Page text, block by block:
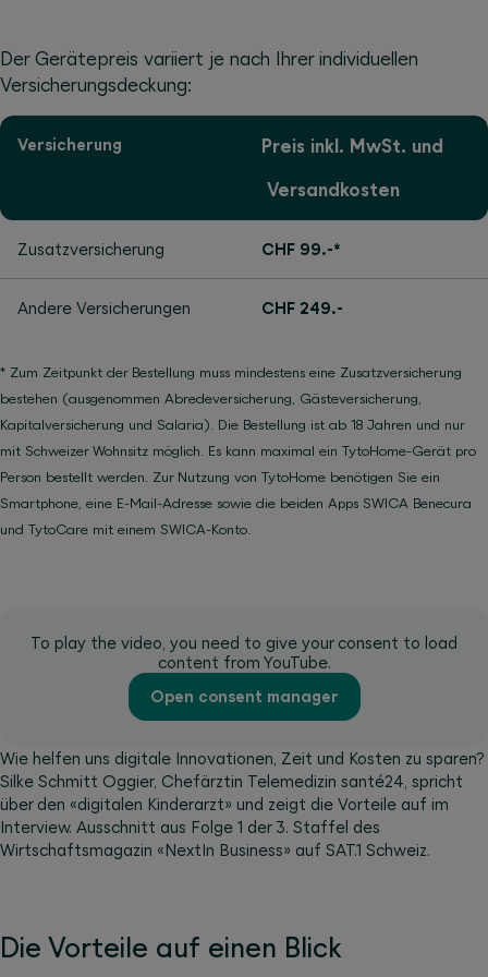
Der Gerätepreis variiert je nach Ihrer individuellen
Versicherungsdeckung:
Versicherung
Preis inkl. MwSt. und
Versandkosten
Zusatzversicherung CHF 99.-*
Andere Versicherungen CHF 249.-
* Zum Zeitpunkt der Bestellung muss mindestens eine Zusatzversicherung
bestehen (ausgenommen Abredeversicherung, Gästeversicherung,
Kapitalversicherung und Salaria). Die Bestellung ist ab 18 Jahren und nur
mit Schweizer Wohnsitz möglich. Es kann maximal ein TytoHome-Gerät pro
Person bestellt werden. Zur Nutzung von TytoHome benötigen Sie ein
Smartphone, eine E-Mail-Adresse sowie die beiden Apps SWICA Benecura
und TytoCare mit einem SWICA-Konto.
To play the video, you need to give your consent to load
content from YouTube.
Open consent manager
Wie helfen uns digitale Innovationen, Zeit und Kosten zu sparen?
Silke Schmitt Oggier, Chefärztin Telemedizin santé24, spricht
über den «digitalen Kinderarzt» und zeigt die Vorteile auf im
Interview. Ausschnitt aus Folge 1 der 3. Staffel des
Wirtschaftsmagazin «NextIn Business» auf SAT.1 Schweiz.
Die Vorteile auf einen Blick